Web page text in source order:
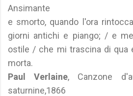
Ansimante
e smorto, quando l'ora
giorni antichi e piango; / e
ostile / che mi trascina di qua
morta.
Paul Verlaine, Canzone
saturnine,1866